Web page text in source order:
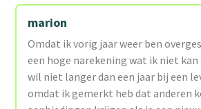
marion
Omdat ik vorig jaar weer ben
een hoge narekening wat ik niet
wil niet langer dan een jaar bij een
omdat ik gemerkt heb dat anderen